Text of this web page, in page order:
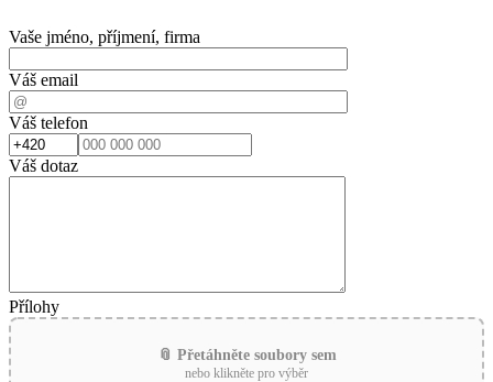
Vaše jméno, příjmení, firma
Váš email
Váš telefon
Váš dotaz
Přílohy
📎 Přetáhněte soubory sem
nebo klikněte pro výběr